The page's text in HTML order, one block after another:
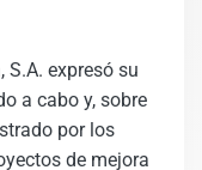
S.A. expresó su
a cabo y, sobre
por los
de mejora